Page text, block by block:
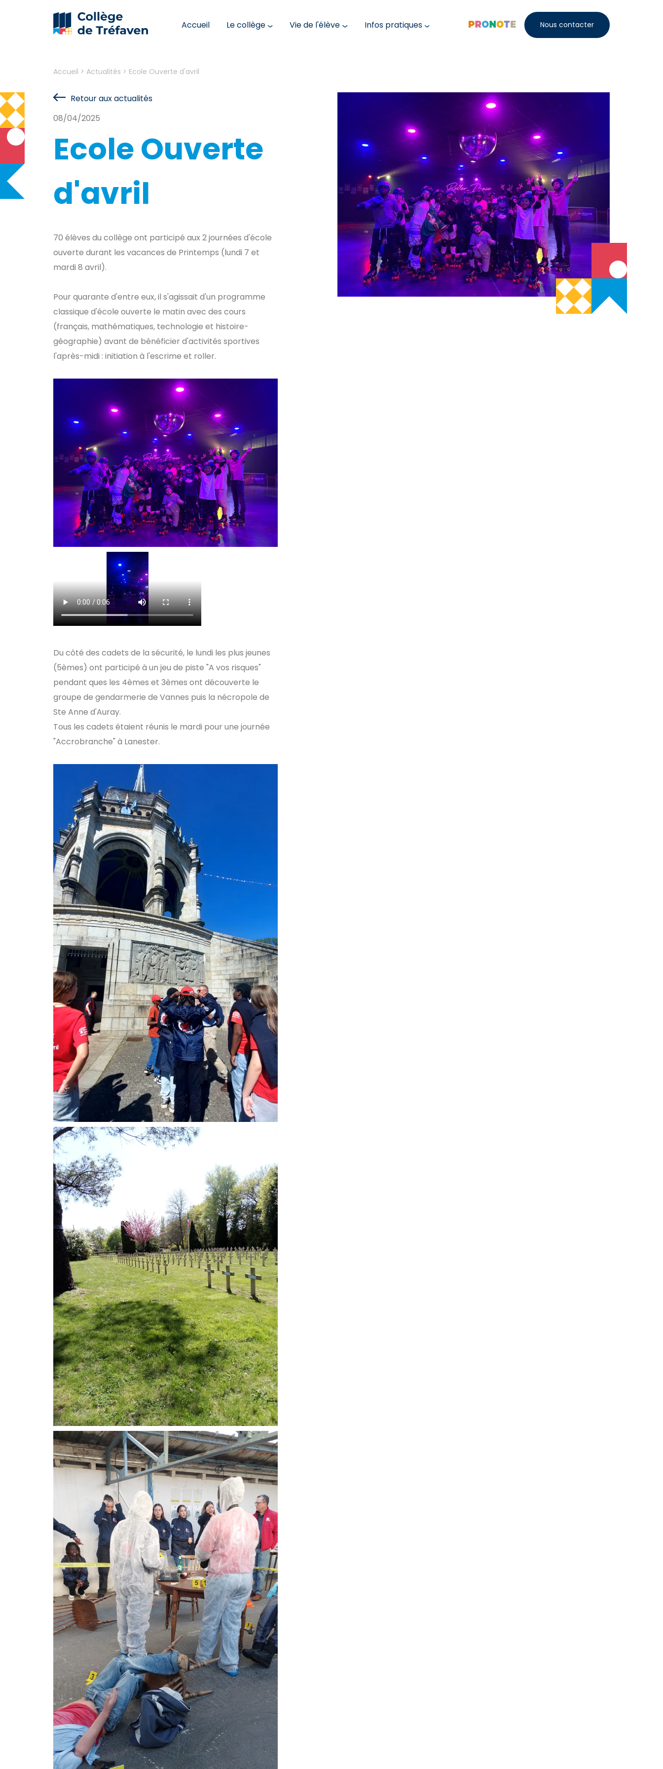
Accueil Le collège Vie de l'élève Infos pratiques Nous contacter
Accueil > Actualités > Ecole Ouverte d'avril
Retour aux actualités
08/04/2025
Ecole Ouverte
d'avril
70 élèves du collège ont participé aux 2 journées d'école
ouverte durant les vacances de Printemps (lundi 7 et
mardi 8 avril).
Pour quarante d'entre eux, il s'agissait d'un programme
classique d'école ouverte le matin avec des cours
(français, mathématiques, technologie et histoire-
géographie) avant de bénéficier d'activités sportives
l'après-midi : initiation à l'escrime et roller.
Du côté des cadets de la sécurité, le lundi les plus jeunes
(5èmes) ont participé à un jeu de piste "A vos risques"
pendant ques les 4èmes et 3èmes ont découverte le
groupe de gendarmerie de Vannes puis la nécropole de
Ste Anne d'Auray.
Tous les cadets étaient réunis le mardi pour une journée
"Accrobranche" à Lanester.